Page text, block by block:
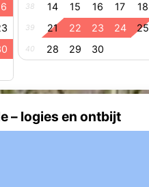
38 14 15 16 17 18
39 21 22 23 24 25
40 28 29 30
– logies en ontbijt